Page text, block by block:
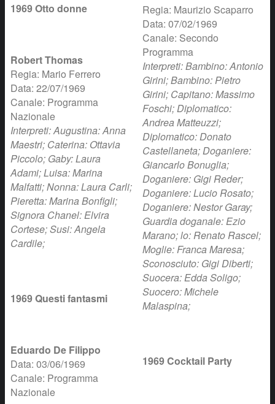
1969 Otto donne
Robert Thomas
Regia: Mario Ferrero
Data: 22/07/1969
Canale: Programma
Nazionale
Interpreti: Augustina: Anna
Maestri; Caterina: Ottavia
Piccolo; Gaby: Laura
Adami; Luisa: Marina
Malfatti; Nonna: Laura Carli;
Pieretta: Marina Bonfigli;
Signora Chanel: Elvira
Cortese; Susi: Angela
Cardile;
1969 Questi fantasmi
Eduardo De Filippo
Data: 03/06/1969
Canale: Programma
Nazionale
Regia: Maurizio Scaparro
Data: 07/02/1969
Canale: Secondo
Programma
Interpreti: Bambino: Antonio
Girini; Bambino: Pietro
Girini; Capitano: Massimo
Foschi; Diplomatico:
Andrea Matteuzzi;
Diplomatico: Donato
Castellaneta; Doganiere:
Giancarlo Bonuglia;
Doganiere: Gigi Reder;
Doganiere: Lucio Rosato;
Doganiere: Nestor Garay;
Guardia doganale: Ezio
Marano; lo: Renato Rascel;
Moglie: Franca Maresa;
Sconosciuto: Gigi Diberti;
Suocera: Edda Soligo;
Suocero: Michele
Malaspina;
1969 Cocktail Party